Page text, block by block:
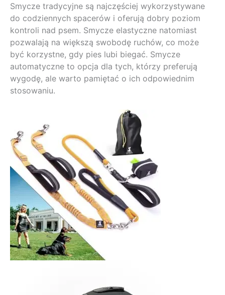
Smycze tradycyjne są najczęściej wykorzystywane
do codziennych spacerów i oferują dobry poziom
kontroli nad psem. Smycze elastyczne natomiast
pozwalają na większą swobodę ruchów, co może
być korzystne, gdy pies lubi biegać. Smycze
automatyczne to opcja dla tych, którzy preferują
wygodę, ale warto pamiętać o ich odpowiednim
stosowaniu.